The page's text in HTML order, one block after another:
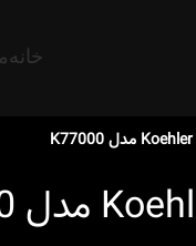
خانه